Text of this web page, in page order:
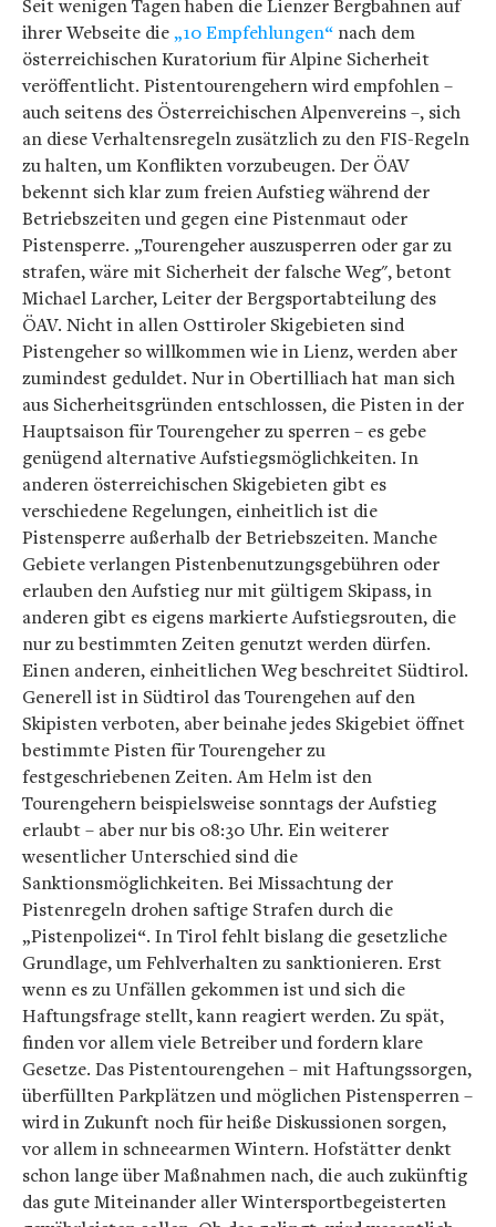
Seit wenigen Tagen haben die Lienzer Bergbahnen auf
ihrer Webseite die„10 Empfehlungen“ nach dem
österreichischen Kuratorium für Alpine Sicherheit
veröffentlicht. Pistentourengehern wird empfohlen –
auch seitens des Österreichischen Alpenvereins –, sich
an diese Verhaltensregeln zusätzlich zu den FIS-Regeln
zu halten, um Konflikten vorzubeugen. Der ÖAV
bekennt sich klar zum freien Aufstieg während der
Betriebszeiten und gegen eine Pistenmaut oder
Pistensperre. „Tourengeher auszusperren oder gar zu
strafen, wäre mit Sicherheit der falsche Weg", betont
Michael Larcher, Leiter der Bergsportabteilung des
ÖAV. Nicht in allen Osttiroler Skigebieten sind
Pistengeher so willkommen wie in Lienz, werden aber
zumindest geduldet. Nur in Obertilliach hat man sich
aus Sicherheitsgründen entschlossen, die Pisten in der
Hauptsaison für Tourengeher zu sperren – es gebe
genügend alternative Aufstiegsmöglichkeiten. In
anderen österreichischen Skigebieten gibt es
verschiedene Regelungen, einheitlich ist die
Pistensperre außerhalb der Betriebszeiten. Manche
Gebiete verlangen Pistenbenutzungsgebühren oder
erlauben den Aufstieg nur mit gültigem Skipass, in
anderen gibt es eigens markierte Aufstiegsrouten, die
nur zu bestimmten Zeiten genutzt werden dürfen.
Einen anderen, einheitlichen Weg beschreitet Südtirol.
Generell ist in Südtirol das Tourengehen auf den
Skipisten verboten, aber beinahe jedes Skigebiet öffnet
bestimmte Pisten für Tourengeher zu
festgeschriebenen Zeiten. Am Helm ist den
Tourengehern beispielsweise sonntags der Aufstieg
erlaubt – aber nur bis 08:30 Uhr. Ein weiterer
wesentlicher Unterschied sind die
Sanktionsmöglichkeiten. Bei Missachtung der
Pistenregeln drohen saftige Strafen durch die
„Pistenpolizei“. In Tirol fehlt bislang die gesetzliche
Grundlage, um Fehlverhalten zu sanktionieren. Erst
wenn es zu Unfällen gekommen ist und sich die
Haftungsfrage stellt, kann reagiert werden. Zu spät,
finden vor allem viele Betreiber und fordern klare
Gesetze. Das Pistentourengehen – mit Haftungssorgen,
überfüllten Parkplätzen und möglichen Pistensperren –
wird in Zukunft noch für heiße Diskussionen sorgen,
vor allem in schneearmen Wintern. Hofstätter denkt
schon lange über Maßnahmen nach, die auch zukünftig
das gute Miteinander aller Wintersportbegeisterten